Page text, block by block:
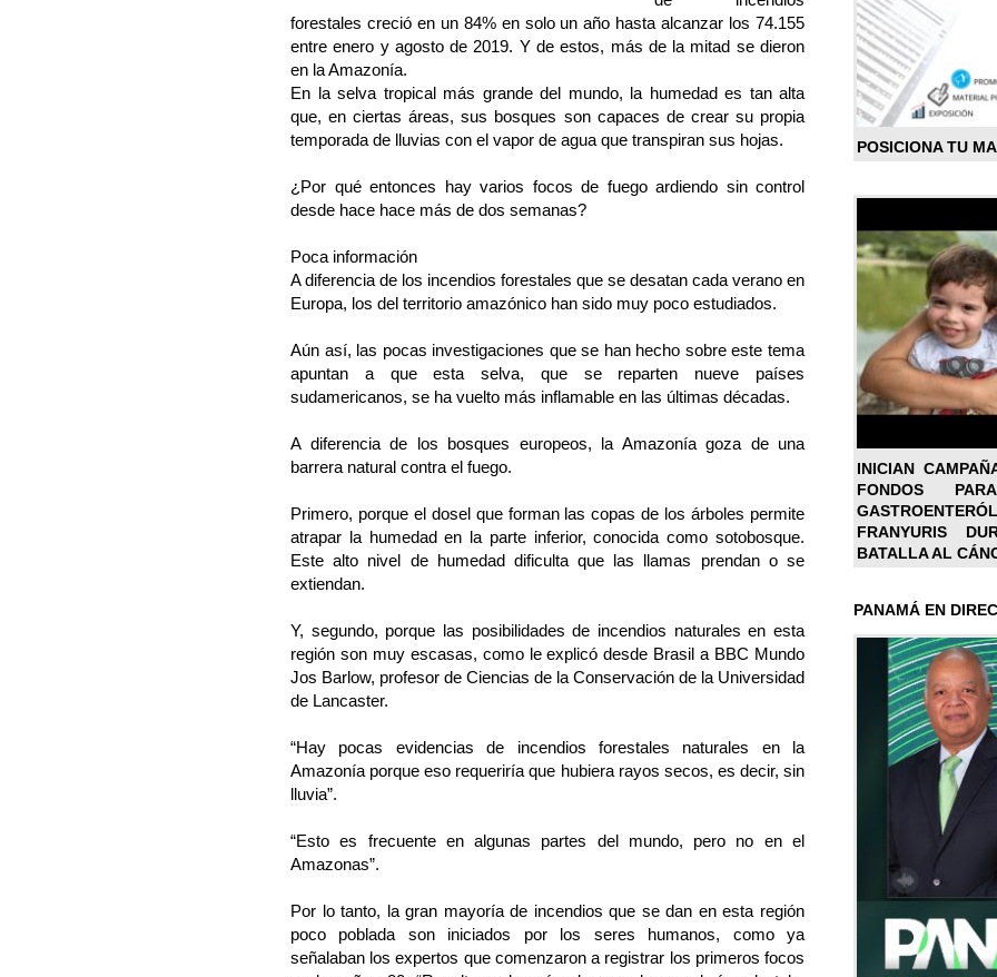
forestales creció en un 84% en solo un año hasta alcanzar los 74.155
entre enero y agosto de 2019. Y de estos, más de la mitad se dieron
en la Amazonía.
En la selva tropical más grande del mundo, la humedad es tan alta
que, en ciertas áreas, sus bosques son capaces de crear su propia
temporada de lluvias con el vapor de agua que transpiran sus hojas.
¿Por qué entonces hay varios focos de fuego ardiendo sin control
desde hace hace más de dos semanas?
Poca información
A diferencia de los incendios forestales que se desatan cada verano en
Europa, los del territorio amazónico han sido muy poco estudiados.
Aún así, las pocas investigaciones que se han hecho sobre este tema
apuntan a que esta selva, que se reparten nueve países
sudamericanos, se ha vuelto más inflamable en las últimas décadas.
A diferencia de los bosques europeos, la Amazonía goza de una
barrera natural contra el fuego.
Primero, porque el dosel que forman las copas de los árboles permite
atrapar la humedad en la parte inferior, conocida como sotobosque.
Este alto nivel de humedad dificulta que las llamas prendan o se
extiendan.
Y, segundo, porque las posibilidades de incendios naturales en esta
región son muy escasas, como le explicó desde Brasil a BBC Mundo
Jos Barlow, profesor de Ciencias de la Conservación de la Universidad
de Lancaster.
“Hay pocas evidencias de incendios forestales naturales en la
Amazonía porque eso requeriría que hubiera rayos secos, es decir, sin
lluvia”.
“Esto es frecuente en algunas partes del mundo, pero no en el
Amazonas”.
Por lo tanto, la gran mayoría de incendios que se dan en esta región
poco poblada son iniciados por los seres humanos, como ya
señalaban los expertos que comenzaron a registrar los primeros focos
POSICIONA TU
INICIAN
FONDOS
FRANYURIS
BATALLA AL
PANAMÁ EN